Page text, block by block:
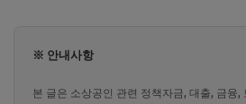
※ 안내사항
본 글은 소상공인 관련 정책자금, 대출, 금융,